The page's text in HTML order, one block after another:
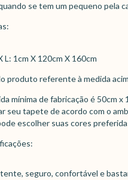
se tem um pequeno pela
L: 1cm X 120cm X 160cm
produto referente à medida
mínima de fabricação é 50cm
seu tapete de acordo com o
escolher suas cores
seguro, confortável e